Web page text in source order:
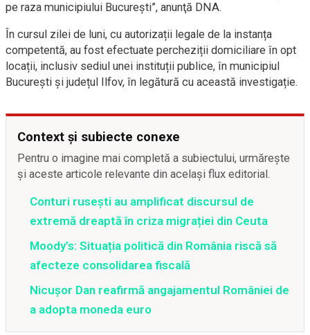
pe raza municipiului Bucureşti”, anunţă DNA.
În cursul zilei de luni, cu autorizații legale de la instanța
competentă, au fost efectuate percheziții domiciliare în opt
locații, inclusiv sediul unei instituții publice, în municipiul
București și județul Ilfov, în legătură cu această investigație.
Context și subiecte conexe
Pentru o imagine mai completă a subiectului, urmărește
și aceste articole relevante din același flux editorial.
Conturi rusești au amplificat discursul de
extremă dreaptă în criza migrației din Ceuta
Moody’s: Situația politică din România riscă să
afecteze consolidarea fiscală
Nicușor Dan reafirmă angajamentul României de
a adopta moneda euro